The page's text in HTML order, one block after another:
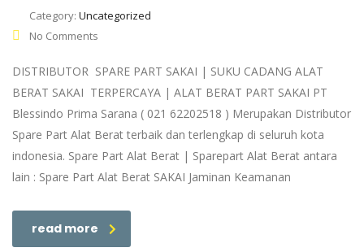
Category: Uncategorized
No Comments
DISTRIBUTOR SPARE PART SAKAI | SUKU CADANG ALAT
BERAT SAKAI TERPERCAYA | ALAT BERAT PART SAKAI PT
Blessindo Prima Sarana ( 021 62202518 ) Merupakan Distributor
Spare Part Alat Berat terbaik dan terlengkap di seluruh kota
indonesia. Spare Part Alat Berat | Sparepart Alat Berat antara
lain : Spare Part Alat Berat SAKAI Jaminan Keamanan
read more